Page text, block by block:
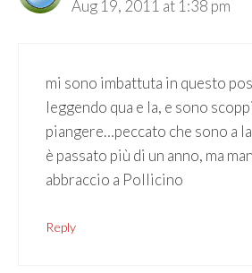
Aug 19, 2011 at 1:38 pm
mi sono imbattuta in questo
leggendo qua e la, e sono
piangere…peccato che sono a
è passato più di un anno, ma
abbraccio a Pollicino
Reply